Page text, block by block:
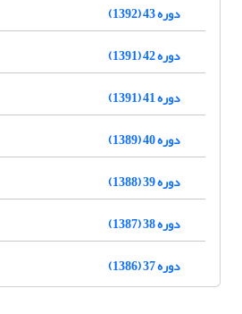
دوره 43 (1392)
دوره 42 (1391)
دوره 41 (1391)
دوره 40 (1389)
دوره 39 (1388)
دوره 38 (1387)
دوره 37 (1386)